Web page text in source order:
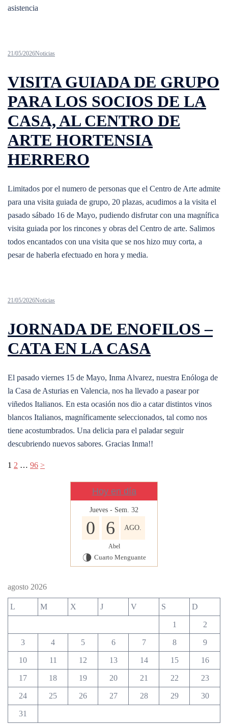
asistencia
21/05/2026Noticias
VISITA GUIADA DE GRUPO
PARA LOS SOCIOS DE LA
CASA, AL CENTRO DE
ARTE HORTENSIA
HERRERO
Limitados por el numero de personas que el Centro de Arte admite
para una visita guiada de grupo, 20 plazas, acudimos a la visita el
pasado sábado 16 de Mayo, pudiendo disfrutar con una magnífica
visita guiada por los rincones y obras del Centro de arte. Salimos
todos encantados con una visita que se nos hizo muy corta, a
pesar de haberla efectuado en hora y media.
21/05/2026Noticias
JORNADA DE ENOFILOS –
CATA EN LA CASA
El pasado viernes 15 de Mayo, Inma Alvarez, nuestra Enóloga de
la Casa de Asturias en Valencia, nos ha llevado a pasear por
viñedos Italianos. En esta ocasión nos dio a catar distintos vinos
blancos Italianos, magníficamente seleccionados, tal como nos
tiene acostumbrados. Una delicia para el paladar seguir
descubriendo nuevos sabores. Gracias Inma!!
Navegación
1 2 … 96 >
Hoy en día
Jueves - Sem. 32
0 6 AGO.
Abel
U Cuarto Menguante
agosto 2026
L M X J V S D
1 2
3 4 5 6 7 8 9
10 11 12 13 14 15 16
17 18 19 20 21 22 23
24 25 26 27 28 29 30
31